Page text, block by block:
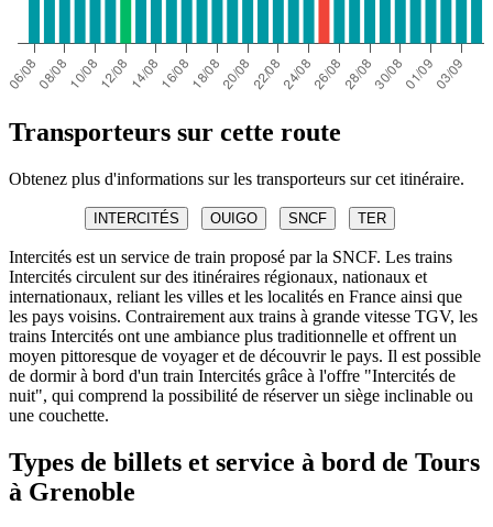
Transporteurs sur cette route
Obtenez plus d'informations sur les transporteurs sur cet itinéraire.
INTERCITÉS OUIGO SNCF TER
Intercités est un service de train proposé par la SNCF. Les trains
Intercités circulent sur des itinéraires régionaux, nationaux et
internationaux, reliant les villes et les localités en France ainsi que
les pays voisins. Contrairement aux trains à grande vitesse TGV, les
trains Intercités ont une ambiance plus traditionnelle et offrent un
moyen pittoresque de voyager et de découvrir le pays. Il est possible
de dormir à bord d'un train Intercités grâce à l'offre "Intercités de
nuit", qui comprend la possibilité de réserver un siège inclinable ou
une couchette.
Types de billets et service à bord de Tours
à Grenoble